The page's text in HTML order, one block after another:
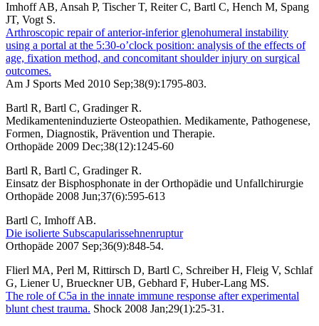
Imhoff AB, Ansah P, Tischer T, Reiter C, Bartl C, Hench M, Spang
JT, Vogt S.
Arthroscopic repair of anterior-inferior glenohumeral instability
using a portal at the 5:30-o’clock position: analysis of the effects of
age, fixation method, and concomitant shoulder injury on surgical
outcomes.
Am J Sports Med 2010 Sep;38(9):1795-803.
Bartl R, Bartl C, Gradinger R.
Medikamenteninduzierte Osteopathien. Medikamente, Pathogenese,
Formen, Diagnostik, Prävention und Therapie.
Orthopäde 2009 Dec;38(12):1245-60
Bartl R, Bartl C, Gradinger R.
Einsatz der Bisphosphonate in der Orthopädie und Unfallchirurgie
Orthopäde 2008 Jun;37(6):595-613
Bartl C, Imhoff AB.
Die isolierte Subscapularissehnenruptur
Orthopäde 2007 Sep;36(9):848-54.
Flierl MA, Perl M, Rittirsch D, Bartl C, Schreiber H, Fleig V, Schlaf
G, Liener U, Brueckner UB, Gebhard F, Huber-Lang MS.
The role of C5a in the innate immune response after experimental
blunt chest trauma. Shock 2008 Jan;29(1):25-31.